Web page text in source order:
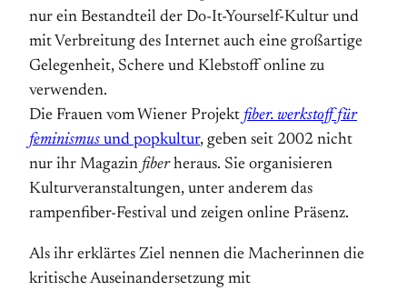
nur ein Bestandteil der Do-It-Yourself-Kultur und
mit Verbreitung des Internet auch eine großartige
Gelegenheit, Schere und Klebstoff online zu
verwenden.
Die Frauen vom Wiener Projekt fiber. werkstoff für
feminismus und popkultur, geben seit 2002 nicht
nur ihr Magazin fiberheraus. Sie organisieren
Kulturveranstaltungen, unter anderem das
rampenfiber-Festival und zeigen online Präsenz.
Als ihr erklärtes Ziel nennen die Macherinnen die
kritische Auseinandersetzung mit